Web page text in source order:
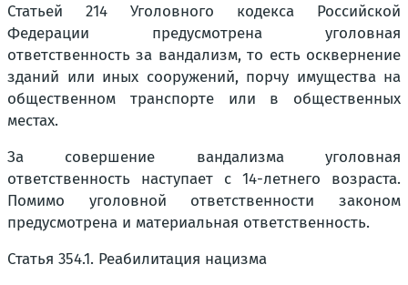
Статьей 214 Уголовного кодекса Российской
Федерации предусмотрена уголовная
ответственность за вандализм, то есть осквернение
зданий или иных сооружений, порчу имущества на
общественном транспорте или в общественных
местах.
За совершение вандализма уголовная
ответственность наступает с 14-летнего возраста.
Помимо уголовной ответственности законом
предусмотрена и материальная ответственность.
Статья 354.1. Реабилитация нацизма